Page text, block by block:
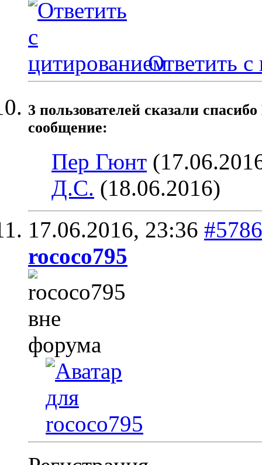
Ответить с
3 пользователей сказали
сообщение:
Пер Гюнт
Д.С. (18.06.2016)
17.06.2016, 23:36 #5786
rococo795